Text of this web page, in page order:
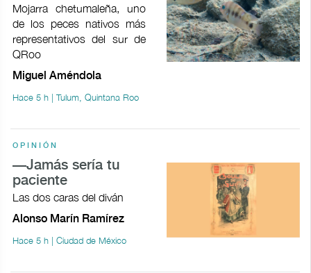
Mojarra chetumaleña, uno
de los peces nativos más
representativos del sur de
QRoo
Miguel Améndola
Hace 5 h | Tulum, Quintana Roo
OPINIÓN
—Jamás sería tu
paciente
Las dos caras del diván
Alonso Marín Ramírez
Hace 5 h | Ciudad de México